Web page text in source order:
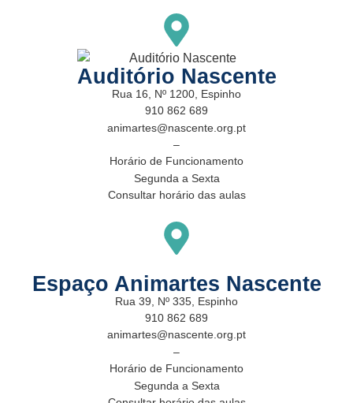
Auditório Nascente
Rua 16, Nº 1200, Espinho
910 862 689
animartes@nascente.org.pt
–
Horário de Funcionamento
Segunda a Sexta
Consultar horário das aulas
Espaço Animartes Nascente
Rua 39, Nº 335, Espinho
910 862 689
animartes@nascente.org.pt
–
Horário de Funcionamento
Segunda a Sexta